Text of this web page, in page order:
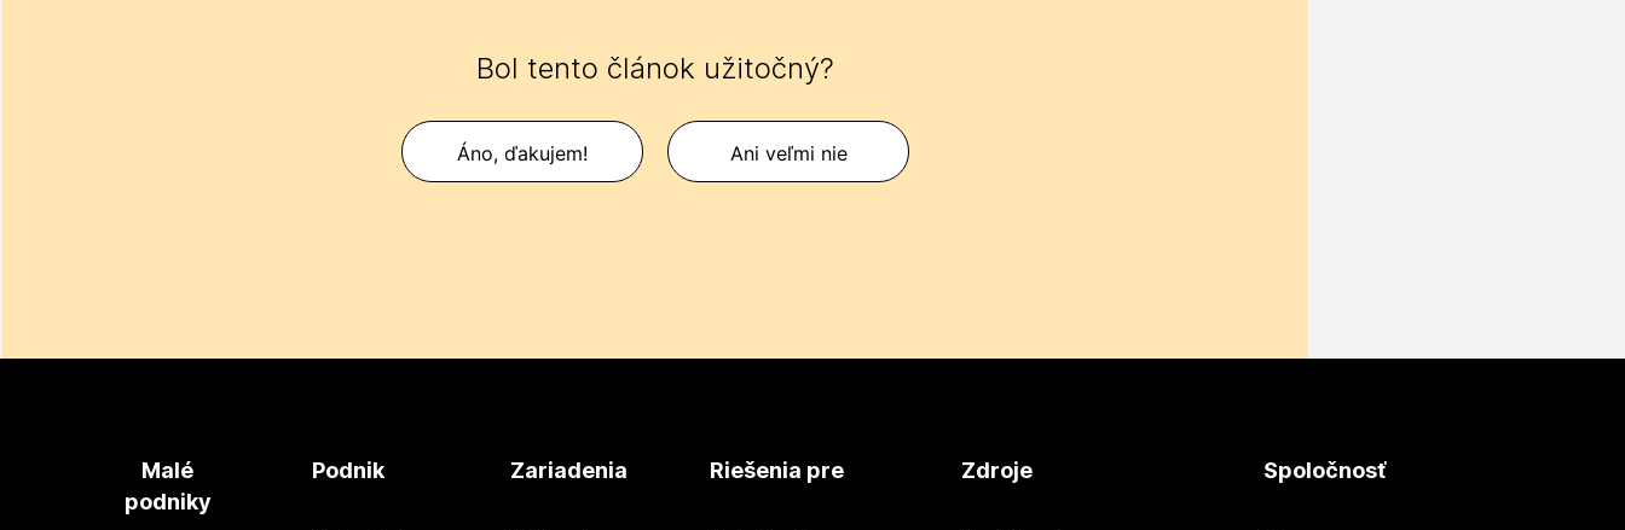
Bol tento článok užitočný?
Áno, ďakujem! Ani veľmi nie
Malé
podniky
Podnik Zariadenia Riešenia pre Zdroje Spoločnosť